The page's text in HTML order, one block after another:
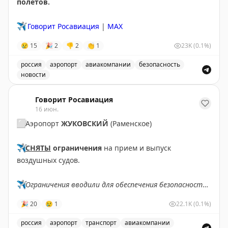
✈️ Говорит Росавиация | МАХ
😢 15 🎉 2 👎 2 👏 1 23K(0.1%)
россия аэропорт авиакомпании
безопасность
новости
Говорит Росавиация
16 июн.
⬜️Аэропорт ЖУКОВСКИЙ (Раменское)
✈️СНЯТЫ ограничения на прием и выпуск
воздушных судов.
✈️Ограничения вводили для обеспечения безопасности
✈️ Говорит Росавиация|MAX
🎉 20 😢 1 22.1K(0.1%)
россия аэропорт транспорт
авиакомпании